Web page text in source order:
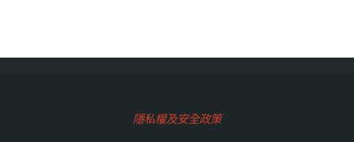
隱私權及安全政策